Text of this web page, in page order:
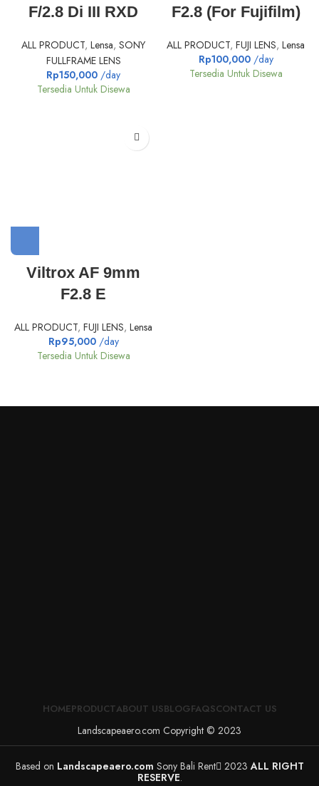
F/2.8 Di III RXD
ALL PRODUCT, Lensa, SONY
FULLFRAME LENS
Rp150,000 /day
Tersedia Untuk Disewa
F2.8 (For Fujifilm)
ALL PRODUCT, FUJI LENS, Lensa
Rp100,000/day
Tersedia Untuk Disewa
Viltrox AF 9mm
F2.8 E
ALL PRODUCT, FUJI LENS, Lensa
Rp95,000/day
Tersedia Untuk Disewa
HOMEPRODUCTABOUT USBLOGFAQSCONTACT US
Landscapeaero.com Copyright © 2023
Based on Landscapeaero.com Sony Bali Rent 2023ALL RIGHT
RESERVE.